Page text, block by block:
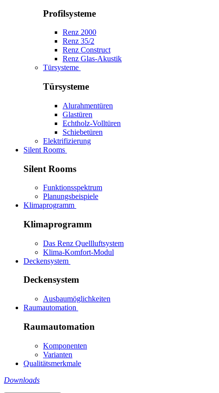
Profilsysteme
Renz 2000
Renz 35/2
Renz Construct
Renz Glas-Akustik
Türsysteme
Türsysteme
Alurahmentüren
Glastüren
Echtholz-Volltüren
Schiebetüren
Elektrifizierung
Silent Rooms
Silent Rooms
Funktionsspektrum
Planungsbeispiele
Klimaprogramm
Klimaprogramm
Das Renz Quellluftsystem
Klima-Komfort-Modul
Deckensystem
Deckensystem
Ausbaumöglichkeiten
Raumautomation
Raumautomation
Komponenten
Varianten
Qualitätsmerkmale
Downloads